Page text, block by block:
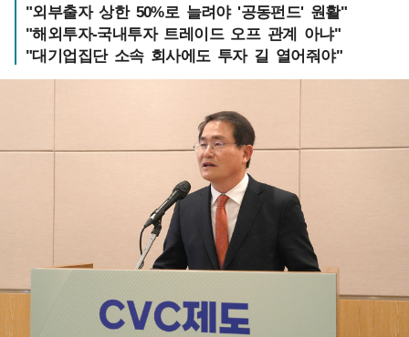
"외부출자 상한 50%로 늘려야 '공동펀드' 원활"
"해외투자-국내투자 트레이드 오프 관계 아냐"
"대기업집단 소속 회사에도 투자 길 열어줘야"